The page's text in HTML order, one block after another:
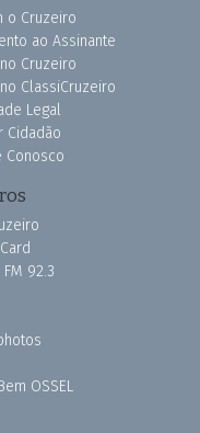
o Cruzeiro
ao Assinante
Cruzeiro
ClassiCruzeiro
Legal
Cidadão
Conosco
92.3
OSSEL